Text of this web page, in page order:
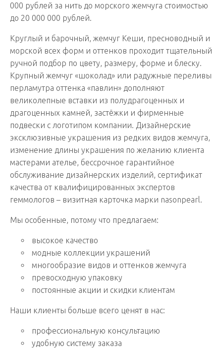
000 рублей за нить до морского жемчуга стоимостью
до 20 000 000 рублей.
Круглый и барочный, жемчуг Кеши, пресноводный и
морской всех форм и оттенков проходит тщательный
ручной подбор по цвету, размеру, форме и блеску.
Крупный жемчуг «шоколад» или радужные переливы
перламутра оттенка «павлин» дополняют
великолепные вставки из полудрагоценных и
драгоценных камней, застёжки и фирменные
подвески с логотипом компании. Дизайнерские
эксклюзивные украшения из редких видов жемчуга,
изменение длины украшения по желанию клиента
мастерами ателье, бессрочное гарантийное
обслуживание дизайнерских изделий, сертификат
качества от квалифицированных экспертов
геммологов – визитная карточка марки nasonpearl.
Мы особенные, потому что предлагаем:
высокое качество
модные коллекции украшений
многообразие видов и оттенков жемчуга
превосходную упаковку
постоянные акции и скидки клиентам
Наши клиенты больше всего ценят в нас:
профессиональную консультацию
удобную систему заказа